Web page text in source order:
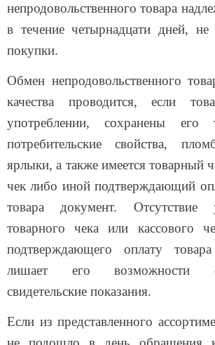
непродовольственного товара
в течение четырнадцати дней, не
покупки.
Обмен непродовольственного
качества проводится, если
употреблении, сохранены его
потребительские свойства,
ярлыки, а также имеется товарный
чек либо иной подтверждающий
товара документ. Отсутствие
товарного чека или кассового
подтверждающего оплату
лишает его возможности
свидетельские показания.
Если из представленного